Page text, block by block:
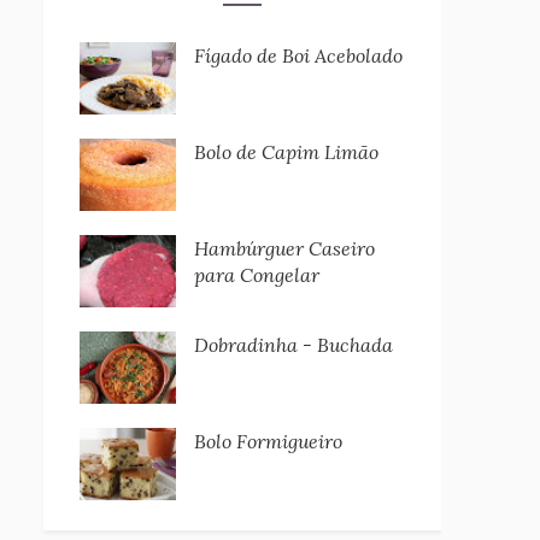
Fígado de Boi Acebolado
Bolo de Capim Limão
Hambúrguer Caseiro
para Congelar
Dobradinha - Buchada
Bolo Formigueiro